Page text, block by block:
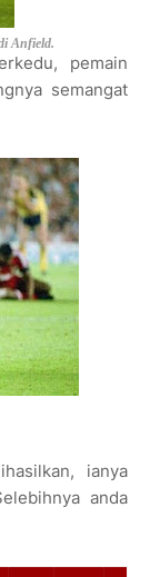
Anfield.
pemain
semangat
ianya
anda